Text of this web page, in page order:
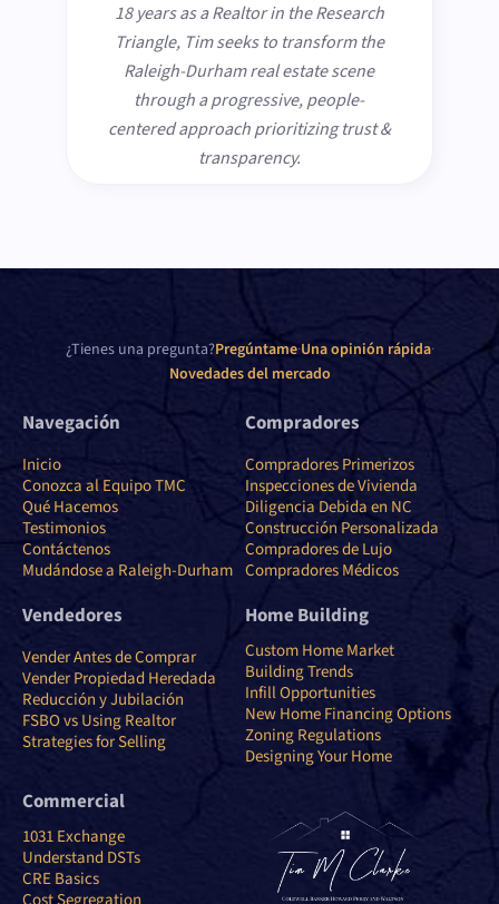
18 years as a Realtor in the Research
Triangle, Tim seeks to transform the
Raleigh-Durham real estate scene
through a progressive, people-
centered approach prioritizing trust &
transparency.
¿Tienes una pregunta?Pregúntame·Una opinión rápida·
Novedades del mercado
Navegación
Inicio
Conozca al Equipo TMC
Qué Hacemos
Testimonios
Contáctenos
Mudándose a Raleigh-Durham
Compradores
Compradores Primerizos
Inspecciones de Vivienda
Diligencia Debida en NC
Construcción Personalizada
Compradores de Lujo
Compradores Médicos
Vendedores
Vender Antes de Comprar
Vender Propiedad Heredada
Reducción y Jubilación
FSBO vs Using Realtor
Strategies for Selling
Home Building
Custom Home Market
Building Trends
Infill Opportunities
New Home Financing Options
Zoning Regulations
Designing Your Home
Commercial
1031 Exchange
Understand DSTs
CRE Basics